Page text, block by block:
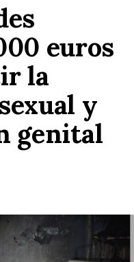
euros
la
y
genital